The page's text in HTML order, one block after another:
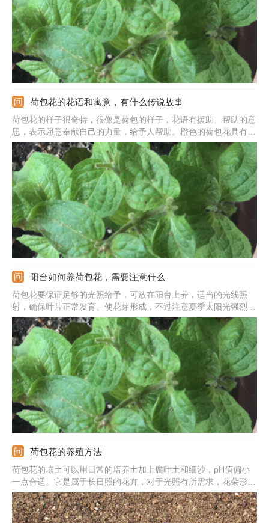
荷包花的花语和寓意，有什么传说故事
荷包花的样子很奇特，很像是荷包的样子，花语有援助、帮助的意
思，表示愿意奉献自己的力量，给予人帮助。橙色的荷包花具有独
特性和新奇性，橙色看起来很像是元宝，能表示富贵、富有。花语
除了好的寓意之外，也有不好的意思和寓意，能表示一种失落和伤
心，也能表示分离、离别。
阳台如何养荷包花，需要注意什么
荷包花要保证足够的光照给予，可放在阳台上养，适当的光线照
射，确保叶片正常发育、使花芽形成，不过注意夏季太阳光强烈，
要遮阴避光。它喜欢湿润的环境，一般是等盆土发干后浇水。生长
时期隔10天左右施次肥水，花期前增施磷肥。适宜的温度在10-
15℃左右，夏季要通风降温。
荷包花的养殖方法
荷包花的壤土可以用日常的培养土加上腐叶土和细沙，pH值偏小
一点合适。它是属于长日照的花卉，对于光照有所需求，花朵形成
阶段得保证14小时才能形成花芽。冷凉的气候下更适宜生长，温度
应该保持在20℃。及时补给水分保障需求，但是水量过多也不合
适。